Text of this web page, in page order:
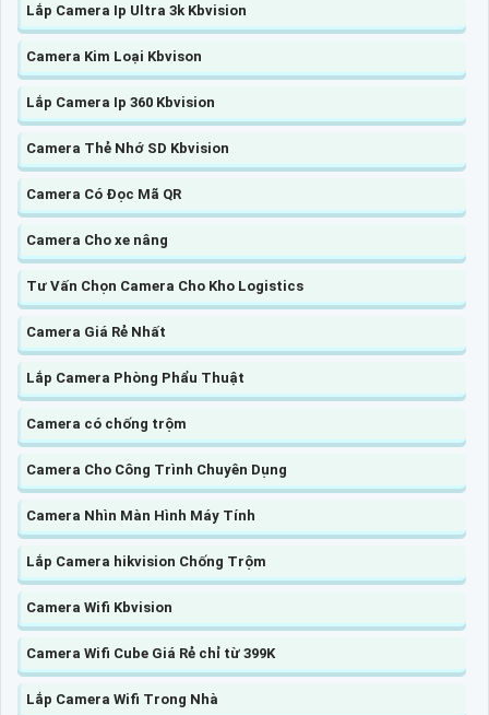
Lắp Camera Ip Ultra 3k Kbvision
Camera Kim Loại Kbvison
Lắp Camera Ip 360 Kbvision
Camera Thẻ Nhớ SD Kbvision
Camera Có Đọc Mã QR
Camera Cho xe nâng
Tư Vấn Chọn Camera Cho Kho Logistics
Camera Giá Rẻ Nhất
Lắp Camera Phòng Phẩu Thuật
Camera có chống trộm
Camera Cho Công Trình Chuyên Dụng
Camera Nhìn Màn Hình Máy Tính
Lắp Camera hikvision Chống Trộm
Camera Wifi Kbvision
Camera Wifi Cube Giá Rẻ chỉ từ 399K
Lắp Camera Wifi Trong Nhà